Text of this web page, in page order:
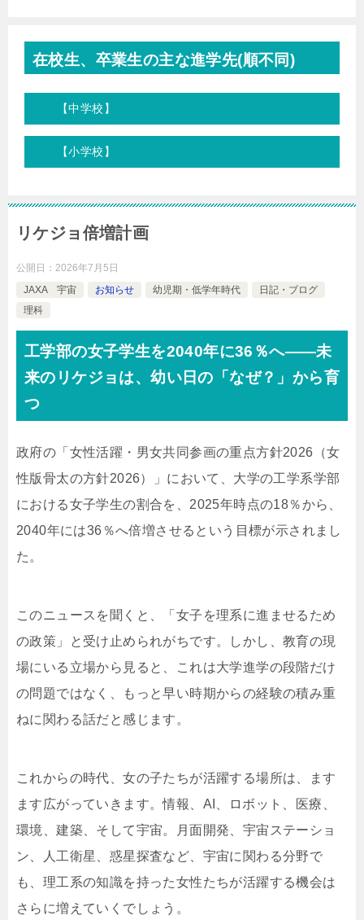
在校生、卒業生の主な進学先(順不同)
【中学校】
【小学校】
リケジョ倍増計画
公開日： 2026年7月5日
JAXA 宇宙
お知らせ 幼児期・低学年時代
日記・ブログ
理科
工学部の女子学生を2040年に36％へ――未
来のリケジョは、幼い日の「なぜ？」から育
つ
政府の「女性活躍・男女共同参画の重点方針2026（女
性版骨太の方針2026）」において、大学の工学系学部
における女子学生の割合を、2025年時点の18％から、
2040年には36％へ倍増させるという目標が示されまし
た。
このニュースを聞くと、「女子を理系に進ませるため
の政策」と受け止められがちです。しかし、教育の現
場にいる立場から見ると、これは大学進学の段階だけ
の問題ではなく、もっと早い時期からの経験の積み重
ねに関わる話だと感じます。
これからの時代、女の子たちが活躍する場所は、ます
ます広がっていきます。情報、AI、ロボット、医療、
環境、建築、そして宇宙。月面開発、宇宙ステーショ
ン、人工衛星、惑星探査など、宇宙に関わる分野で
も、理工系の知識を持った女性たちが活躍する機会は
さらに増えていくでしょう。